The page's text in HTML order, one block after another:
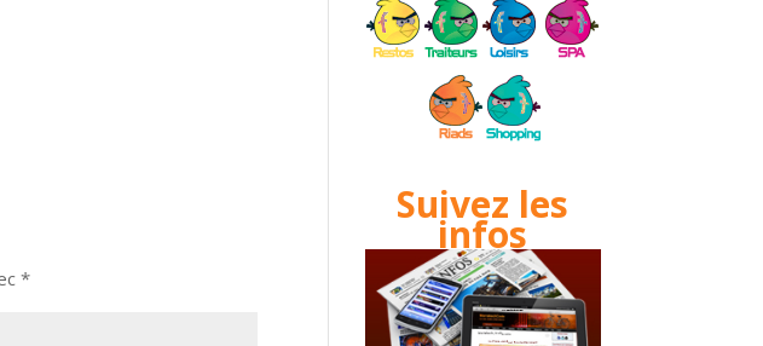
*
Suivez les
infos